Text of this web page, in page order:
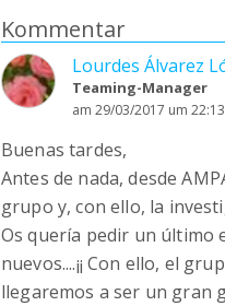
Kommentar
Lourdes Álvarez
Teaming-Manager
am 29/03/2017 um
Buenas tardes,
Antes de nada, desde
grupo y, con ello, la
Os quería pedir un último
nuevos....¡¡ Con ello, el
llegaremos a ser un gran